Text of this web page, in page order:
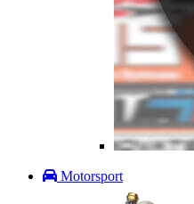
Motorsport